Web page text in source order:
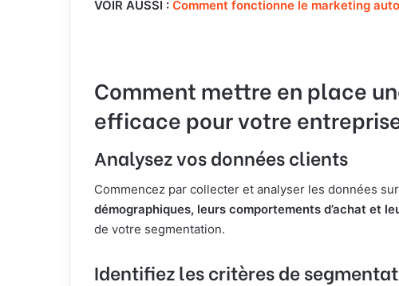
VOIR AUSSI : Comment fonctionne le marketing
Comment mettre en place
efficace pour votre
Analysez vos données clients
Commencez par collecter et analyser les données
démographiques, leurs comportements d’achat et
de votre segmentation.
Identifiez les critères de